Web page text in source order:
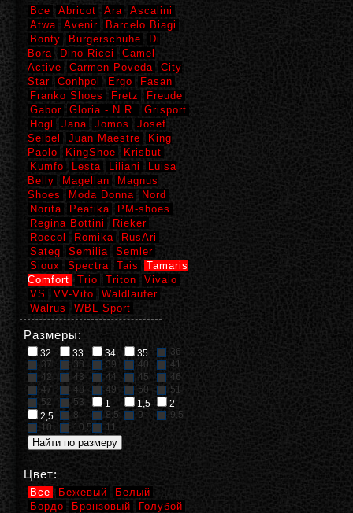
Все Abricot Ara
Ascalini
Atwa
Avenir
Barcelo Biagi
Bonty
Burgerschuhe
Di
Bora
Dino Ricci
Camel
Active
Carmen Poveda
City
Star
Conhpol Ergo
Fasan
Franko Shoes
Fretz
Freude
Gabor
Gloria - N.R.
Grisport
Hogl
Jana Jomos
Josef
Seibel
Juan Maestre
King
Paolo
KingShoe
Krisbut
Kumfo
Lesta Liliani
Luisa
Belly
Magellan
Magnus
Shoes
Moda Donna
Nord
Norita
Peatika
PM-shoes
Regina Bottini
Rieker
Roccol
Romika
RusAri
Sateg
Semilia
Semler
Sioux
Spectra Tais
Tamaris
Comfort
Trio Triton
Vivalo
VS
VV-Vito
Waldlaufer
Walrus
WBL Sport
Размеры:
32 33 34 35
36
37
38 39 40
41
42
43 44 45
46
47
48 49 50
51
52
53 1 1,5
2
2,5
8 8,5 9
9,5
10
10,5 11
Цвет:
Все Бежевый
Белый
Бордо
Бронзовый
Голубой